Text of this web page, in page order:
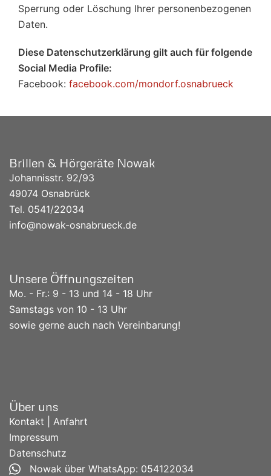
Sperrung oder Löschung Ihrer personenbezogenen
Daten.
Diese Datenschutzerklärung gilt auch für folgende
Social Media Profile:
Facebook: facebook.com/mondorf.osnabrueck
Brillen & Hörgeräte Nowak
Johannisstr. 92/93
49074 Osnabrück
Tel. 0541/22034
info@nowak-osnabrueck.de
Unsere Öffnungszeiten
Mo. - Fr.: 9 - 13 und 14 - 18 Uhr
Samstags von 10 - 13 Uhr
sowie gerne auch nach Vereinbarung!
Über uns
Kontakt | Anfahrt
Impressum
Datenschutz
Nowak über WhatsApp: 054122034